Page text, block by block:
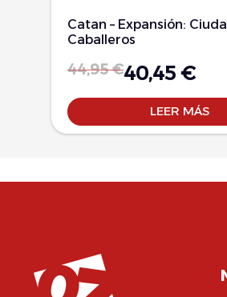
Catan – Expansión:
Caballeros
44,95€40,45 €
LEER MÁS